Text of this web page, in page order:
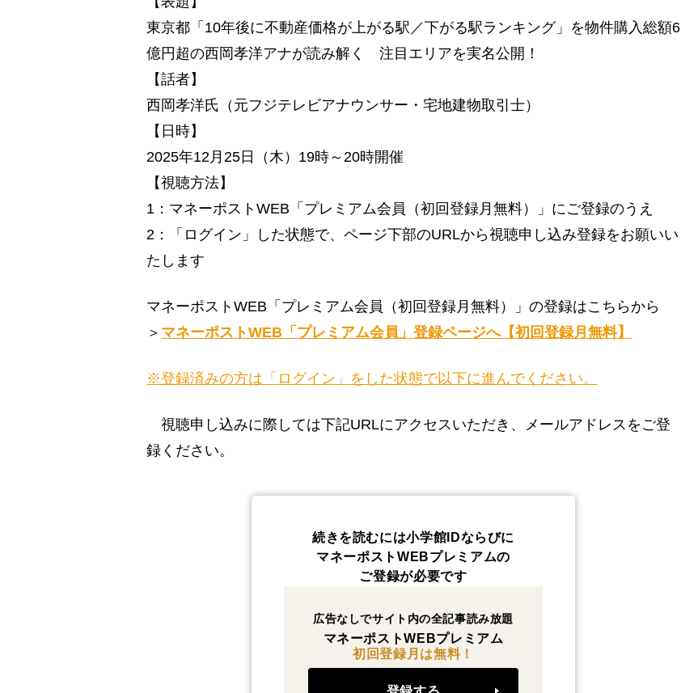
東京都「10年後に不動産価格が上がる駅／下がる駅ランキング」を物件購入総額6
億円超の西岡孝洋アナが読み解く 注目エリアを実名公開！
【話者】
西岡孝洋氏（元フジテレビアナウンサー・宅地建物取引士）
【日時】
2025年12月25日（木）19時～20時開催
【視聴方法】
1：マネーポストWEB「プレミアム会員（初回登録月無料）」にご登録のうえ
2：「ログイン」した状態で、ページ下部のURLから視聴申し込み登録をお願いい
たします
マネーポストWEB「プレミアム会員（初回登録月無料）」の登録はこちらから
＞ マネーポストWEB「プレミアム会員」登録ページへ【初回登録月無料】
※登録済みの方は「ログイン」をした状態で以下に進んでください。
視聴申し込みに際しては下記URLにアクセスいただき、メールアドレスをご登
録ください。
続きを読むには小学館IDならびに
マネーポストWEBプレミアムの
ご登録が必要です
広告なしでサイト内の全記事読み放題
マネーポストWEBプレミアム
初回登録月は無料！